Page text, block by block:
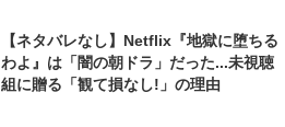
【ネタバレなし】Netflix『地獄に堕ちる
わよ』は「闇の朝ドラ」だった...未視聴
組に贈る「観て損なし!」の理由